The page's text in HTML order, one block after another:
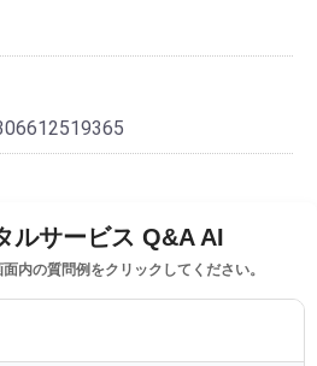
ルサービス Q&A AI
内の質問例をクリックしてください。